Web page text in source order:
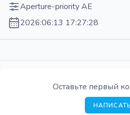
Aperture-priority AE
2026:06:13 17:27:28
Оставьте первый
НАПИСАТЬ